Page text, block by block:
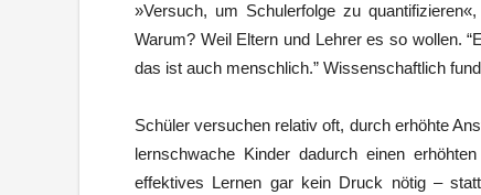
»Versuch, um Schulerfolge zu
Warum? Weil Eltern und Lehrer es so wollen.
das ist auch menschlich.” Wissenschaftlich
Schüler versuchen relativ oft, durch erhöhte
lernschwache Kinder dadurch einen
effektives Lernen gar kein Druck nötig –